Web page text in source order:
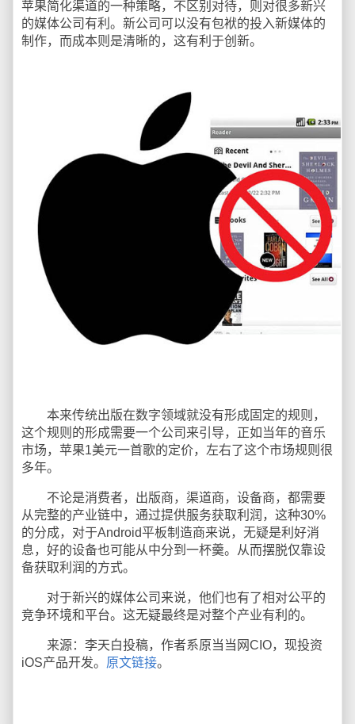
苹果简化渠道的一种策略，不区别对待，则对很多新兴
的媒体公司有利。新公司可以没有包袱的投入新媒体的
制作，而成本则是清晰的，这有利于创新。
本来传统出版在数字领域就没有形成固定的规则，
这个规则的形成需要一个公司来引导，正如当年的音乐
市场，苹果1美元一首歌的定价，左右了这个市场规则很
多年。
不论是消费者，出版商，渠道商，设备商，都需要
从完整的产业链中，通过提供服务获取利润，这种30%
的分成，对于Android平板制造商来说，无疑是利好消
息，好的设备也可能从中分到一杯羹。从而摆脱仅靠设
备获取利润的方式。
对于新兴的媒体公司来说，他们也有了相对公平的
竞争环境和平台。这无疑最终是对整个产业有利的。
来源：李天白投稿，作者系原当当网CIO，现投资
iOS产品开发。 原文链接。